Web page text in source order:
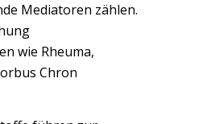
Mediatoren zählen.
wie Rheuma,
Chron